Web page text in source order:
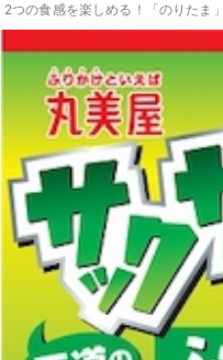
2つの食感を楽しめる！「のりたま